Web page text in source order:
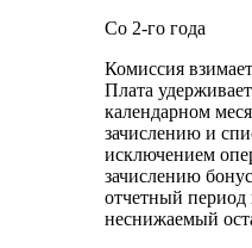
Со 2-го года
Комиссия
Плата
календарном
зачислению и
исключением
зачислению
отчетный
неснижаемый